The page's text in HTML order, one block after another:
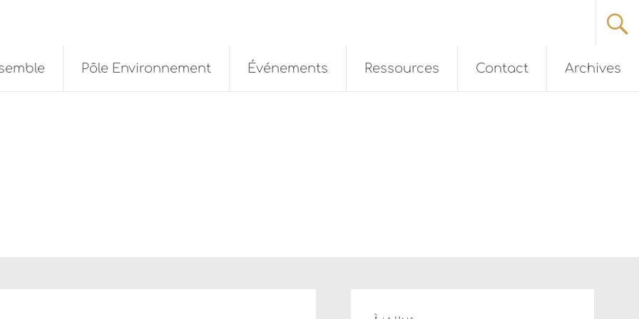
Pôle Environnement Événements Ressources Contact Archives